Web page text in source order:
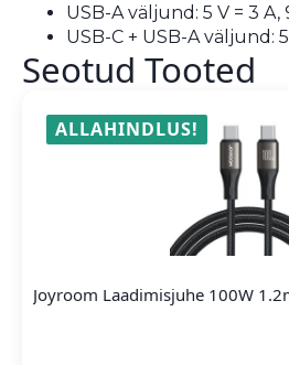
USB-A väljund: 5 V = 3 A,
USB-C + USB-A väljund:
Seotud Tooted
ALLAHINDLUS!
Joyroom Laadimisjuhe 100W